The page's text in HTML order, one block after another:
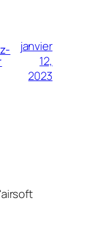
janvier
12,
2023